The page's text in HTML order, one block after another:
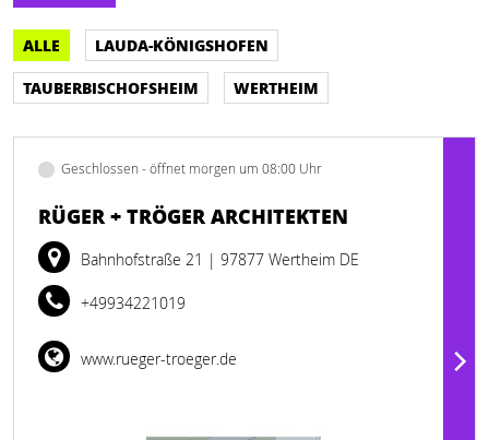
ALLE
LAUDA-KÖNIGSHOFEN
TAUBERBISCHOFSHEIM
WERTHEIM
Geschlossen - öffnet morgen um 08:00 Uhr
RÜGER + TRÖGER ARCHITEKTEN
Bahnhofstraße 21 | 97877 Wertheim DE
+49934221019
www.rueger-troeger.de